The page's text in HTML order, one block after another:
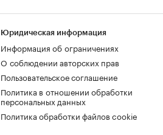
Юридическая информация
Информация об ограничениях
О соблюдении авторских прав
Пользовательское соглашение
Политика в отношении обработки
персональных данных
Политика обработки файлов cookie